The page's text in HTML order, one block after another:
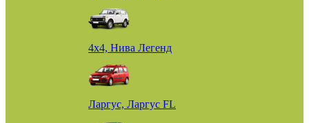
4х4, Нива Легенд
Ларгус, Ларгус FL